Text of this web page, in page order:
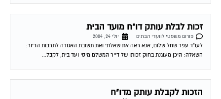
זכות לבלת עותק דו"ח מועד הבית
פורום משפטי לוועדי הבתים
יולי 24, 2004
לעו"ד עפר שחל שלום, אנא ראה את שאלתי ואת תשובת האגודה לתרבות הדיור:
השאלה: היכן מעוגנת בחוק זכותו של דייר המשלם מיסי ועד בית, לקבל...
הזכות לקבלת עותק מדו"ח